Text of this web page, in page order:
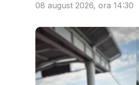
08 august 2026, ora 14:30